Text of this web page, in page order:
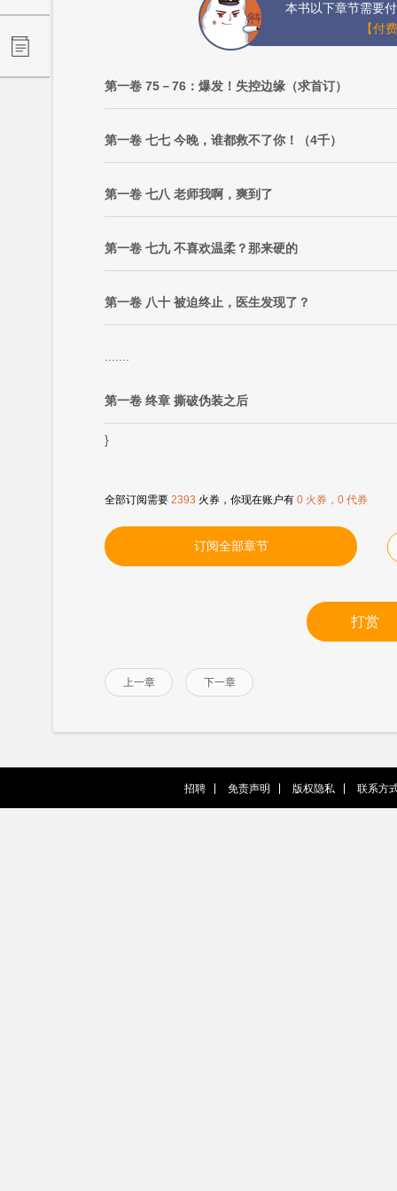
本书以下章节需要
【付
第一卷 75－76：爆发！失控边缘（求首订）
第一卷 七七 今晚，谁都救不了你！（4千）
第一卷 七八 老师我啊，爽到了
第一卷 七九 不喜欢温柔？那来硬的
第一卷 八十 被迫终止，医生发现了？
第一卷 终章 撕破伪装之后
}
全部订阅需要 2393 火券，你现在账户有 0 火券，0 代券
订阅全部章节
打赏
上一章 下一章
招聘 免责声明 版权隐私 联系方